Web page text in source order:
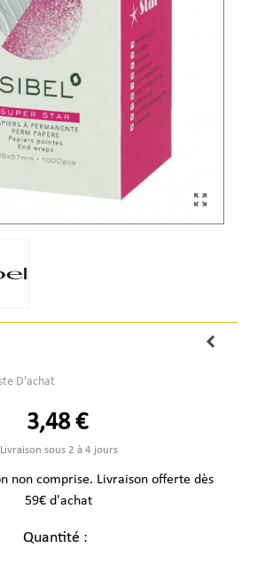
D'achat
3,48 €
Livraison sous 2 à 4 jours
non comprise. Livraison offerte dès
59€ d'achat
Quantité :